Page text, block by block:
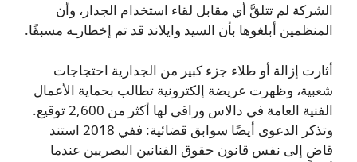
الشركة لم تتلقَّ أي مقابل لقاء استخدام الجدار، وأن
المنظمين أبلغوها بأن السيد وايلاند قد تم إخطارـه مسبقًا.
أثارت إزالة أو طلاء جزء كبير من الجدارية احتجاجات
شعبية، وظهرت عريضة إلكترونية تطالب بحماية الأعمال
الفنية العامة في دالاس وراقى لها أكثر من 2,600 توقيع.
وتذكر الدعوى أيضًا سوابق قضائية: ففي 2018 استند
قاضٍ إلى نفس قانون حقوق الفنانين البصريين عندما